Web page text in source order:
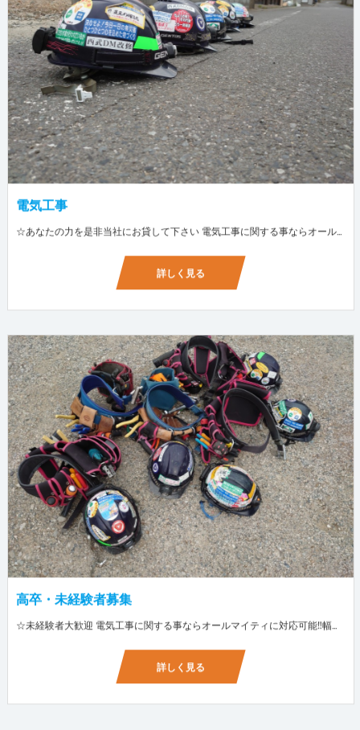
電気工事
☆あなたの力を是非当社にお貸して下さい 電気工事に関する事ならオールマイティに対応しております（室内配線・室外配線、スイッチコンセント取付け、照明器具取付け、配電盤取付け、エアコン取付け、LANケーブル配線、アンテナ取付けなど） 【工具支給致します】 また新品工具と新品作業服を完全支給を致します。 高品質の作業服と工具入社してくれた方には支給致します♪
詳しく見る
高卒・未経験者募集
☆未経験者大歓迎 電気工事に関する事ならオールマイティに対応可能‼幅広く技術を身に付けて頂けます（室内配線・室外配線、スイッチコンセント取付け、照明器具取付け、配電盤取付け、エアコン取付け、LANケーブル配線、アンテナ取付けなど） 先輩社員が一から指導を行うため未経験の方でも安心して働いていただけます♪ ☆資格支援制度あり 実績があるからこそ社内で教習と経験を積んでいただくことで資格を当社で発行できることができます。 【工具支給致します】 また新品工具と新品作業服を完全支給を致します。 高品質の作業服と工具入社してくれた方には支給致します♪
詳しく見る